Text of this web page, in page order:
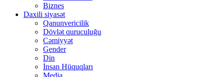
Biznes
Daxili siyasət
Qanunvericilik
Dövlət quruculuğu
Cəmiyyət
Gender
Din
İnsan Hüquqları
Media